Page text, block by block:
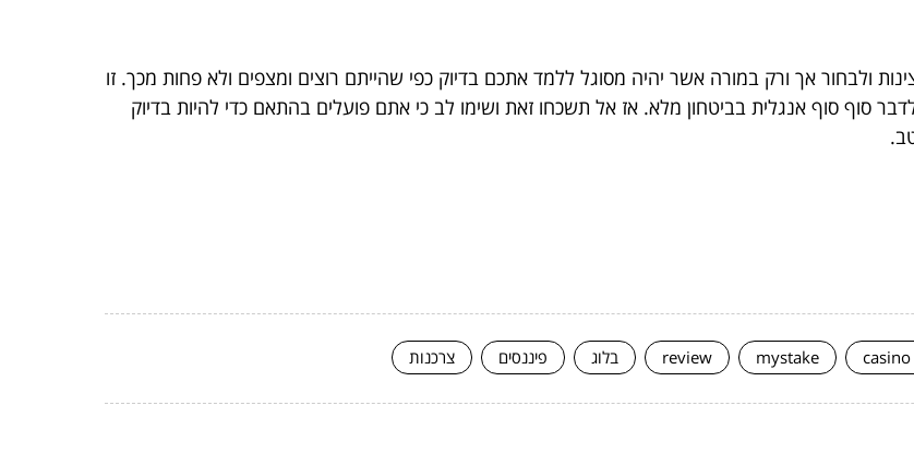
ולבחור אך ורק במורה אשר יהיה מסוגל ללמד אתכם בדיוק כפי שהייתם רוצים ומצפים ולא פחות מכך. זו
סוף סוף אנגלית בביטחון מלא. אז אל תשכחו זאת ושימו לב כי אתם פועלים בהתאם כדי להיות בדיוק
mystake
review בלוג פיננסים צרכנות